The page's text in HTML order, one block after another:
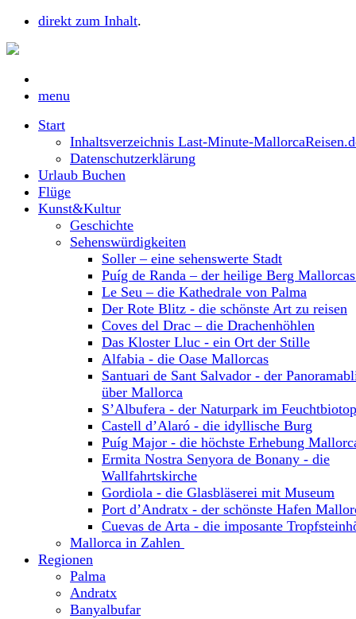
direkt zum Inhalt.
menu
Start
Inhaltsverzeichnis Last-Minute-
Datenschutzerklärung
Urlaub Buchen
Flüge
Kunst&Kultur
Geschichte
Sehenswürdigkeiten
Soller – eine sehenswerte Stadt
Puíg de Randa – der heilige Berg
Le Seu – die Kathedrale von Palma
Der Rote Blitz - die schönste Art zu reisen
Coves del Drac – die Drachenhöhlen
Das Kloster Lluc - ein Ort der Stille
Alfabia - die Oase Mallorcas
Santuari de Sant Salvador - der
über Mallorca
S’Albufera - der Naturpark im Feuchtbiotop
Castell d’Alaró - die idyllische Burg
Puíg Major - die höchste Erhebung
Ermita Nostra Senyora de Bonany - die
Wallfahrtskirche
Gordiola - die Glasbläserei mit Museum
Port d’Andratx - der schönste Hafen
Cuevas de Arta - die imposante
Mallorca in Zahlen
Regionen
Palma
Andratx
Banyalbufar